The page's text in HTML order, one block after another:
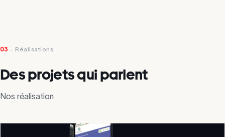
03 - Réalisations
Des projets qui parlent
Nos réalisation